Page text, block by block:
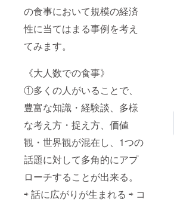
の食事において規模の経済
性に当てはまる事例を考え
てみます。
《大人数での食事》
①多くの人がいることで、
豊富な知識・経験談、多様
な考え方・捉え方、価値
観・世界観が混在し、1つの
話題に対して多角的にアプ
ローチすることが出来る。
⇨ 話に広がりが生まれる ⇨ コ